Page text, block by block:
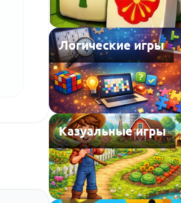
Логические игры
Казуальные игры